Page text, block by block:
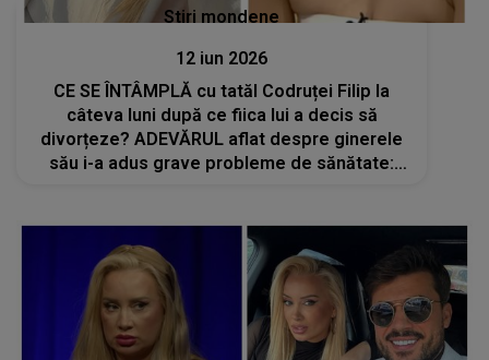
Stiri mondene
12 iun 2026
CE SE ÎNTÂMPLĂ cu tatăl Codruței Filip la
câteva luni după ce fiica lui a decis să
divorțeze? ADEVĂRUL aflat despre ginerele
său i-a adus grave probleme de sănătate: